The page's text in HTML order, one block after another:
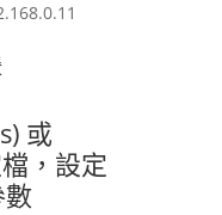
或
，設定